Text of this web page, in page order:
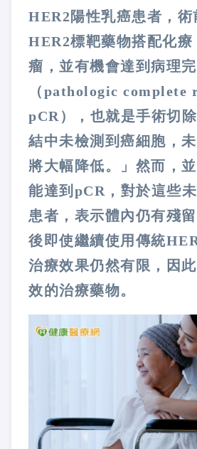
HER2陽性乳癌患者，術
HER2標靶藥物搭配化
瘤，並有機會達到病理
（pathologic complete
pCR），也就是手術切
結中未檢測到癌細胞，
將大幅降低。」然而，
能達到pCR，對於這些
患者，表示體內仍有殘
後即使繼續使用傳統
治療效果仍然有限，因
效的治療藥物。